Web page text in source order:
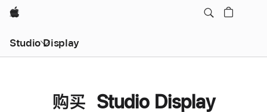
Apple
Studio Display
购买 Studio Display